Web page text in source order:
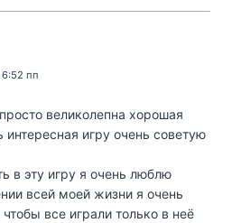
6:52 пп
великолепна хорошая
интересная игру очень советую
в эту игру я очень люблю
всей моей жизни я очень
все играли только в неё